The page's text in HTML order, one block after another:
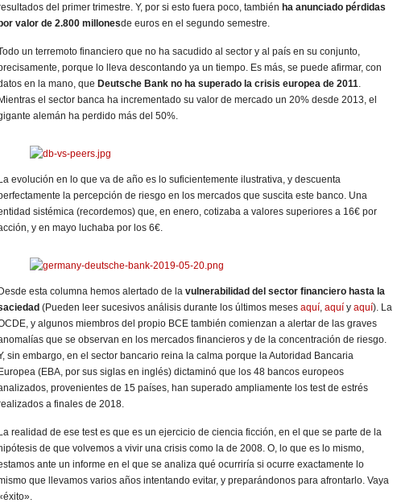
del primer trimestre. Y, por si esto fuera poco, también ha anunciado pérdidas
valor de 2.800 millonesde euros en el segundo semestre.
un terremoto financiero que no ha sacudido al sector y al país en su conjunto,
porque lo lleva descontando ya un tiempo. Es más, se puede afirmar, con
en la mano, que Deutsche Bank no ha superado la crisis europea de 2011.
Mientras el sector banca ha incrementado su valor de mercado un 20% desde 2013, el
alemán ha perdido más del 50%.
La evolución en lo que va de año es lo suficientemente ilustrativa, y descuenta
la percepción de riesgo en los mercados que suscita este banco. Una
sistémica (recordemos) que, en enero, cotizaba a valores superiores a 16€ por
y en mayo luchaba por los 6€.
Desde esta columna hemos alertado de la vulnerabilidad del sector financiero hasta la
(Pueden leer sucesivos análisis durante los últimos meses aquí, aquí y aquí). La
y algunos miembros del propio BCE también comienzan a alertar de las graves
que se observan en los mercados financieros y de la concentración de riesgo.
sin embargo, en el sector bancario reina la calma porque la Autoridad Bancaria
Europea (EBA, por sus siglas en inglés) dictaminó que los 48 bancos europeos
provenientes de 15 países, han superado ampliamente los test de estrés
a finales de 2018.
La realidad de ese test es que es un ejercicio de ciencia ficción, en el que se parte de la
hipótesis de que volvemos a vivir una crisis como la de 2008. O, lo que es lo mismo,
ante un informe en el que se analiza qué ocurriría si ocurre exactamente lo
que llevamos varios años intentando evitar, y preparándonos para afrontarlo. Vaya